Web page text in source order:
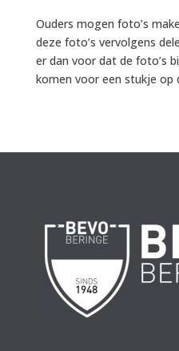
Ouders mogen foto’s
deze foto’s vervolgens
er dan voor dat de foto’s
komen voor een stukje op